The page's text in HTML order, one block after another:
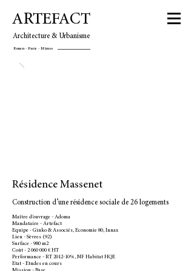
ARTEFACT
Architecture & Urbanisme
Rouen - Paris - Nîmes
Résidence Massenet
Construction d’une résidence sociale de 26 logements
Maître d’ouvrage - Adoma
Mandataire - Artefact
Equipe - Ginko & Associés, Economie 80, Innax
Lieu - Sèvres (92)
Surface - 980 m2
Coût - 2 060 000 € HT
Performance - RT 2012-10%, NF Habitat HQE
Etat - Etudes en cours